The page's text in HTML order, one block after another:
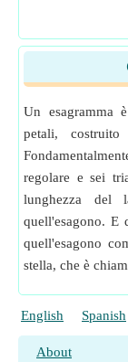
Un esagramma
petali,
regolare e sei
lunghezza del
quell'esagono. E
quell'esagono
stella, che è
English Spanish
About